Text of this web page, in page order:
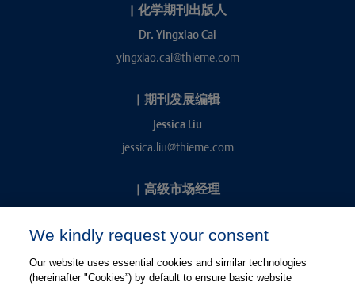
| 化学期刊出版人
Dr. Yingxiao Cai
yingxiao.cai@thieme.com
| 期刊发展编辑
Jessica Liu
jessica.liu@thieme.com
| 高级市场经理
kevin.chang@thieme.com
We kindly request your consent
Our website uses essential cookies and similar technologies
(hereinafter "Cookies”) by default to ensure basic website